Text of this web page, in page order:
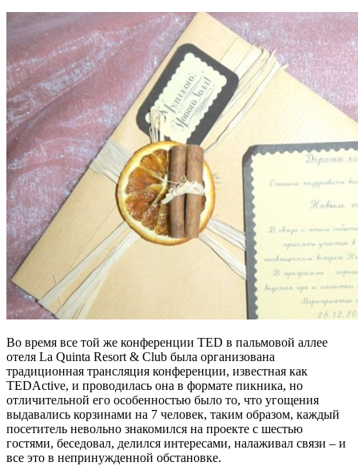
Во время все той же конференции TED в пальмовой аллее
отеля La Quinta Resort & Club была организована
традиционная трансляция конференции, известная как
TEDActive, и проводилась она в формате пикника, но
отличительной его особенностью было то, что угощения
выдавались корзинами на 7 человек, таким образом, каждый
посетитель невольно знакомился на проекте с шестью
гостями, беседовал, делился интересами, налаживал связи – и
все это в непринужденной обстановке.